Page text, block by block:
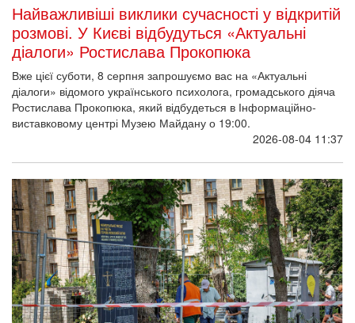
Найважливіші виклики сучасності у відкритій
розмові. У Києві відбудуться «Актуальні
діалоги» Ростислава Прокопюка
Вже цієї суботи, 8 серпня запрошуємо вас на «Актуальні
діалоги» відомого українського психолога, громадського діяча
Ростислава Прокопюка, який відбудеться в Інформаційно-
виставковому центрі Музею Майдану о 19:00.
2026-08-04 11:37